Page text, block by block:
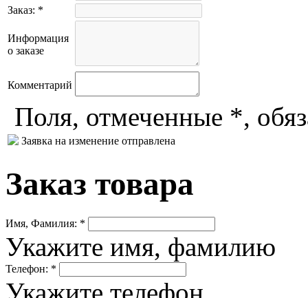
Заказ: *
Информация
о заказе
Комментарий
Поля, отмеченные *,
Заявка на изменение отправлена
Заказ товара
Имя, Фамилия: *
Укажите имя, фамилию
Телефон: *